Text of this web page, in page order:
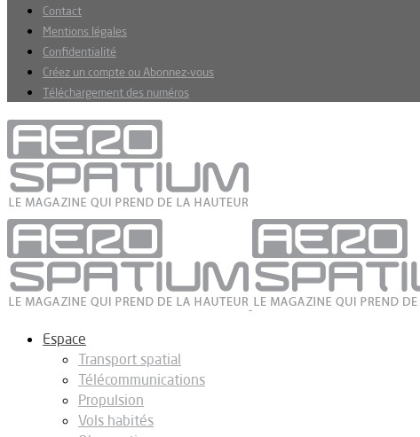
Contact
Mentions légales
Confidentialité
Créez un compte ou Abonnez-vous
Téléchargement des numéros
Espace
Transport spatial
Télécommunications
Propulsion
Vols habités